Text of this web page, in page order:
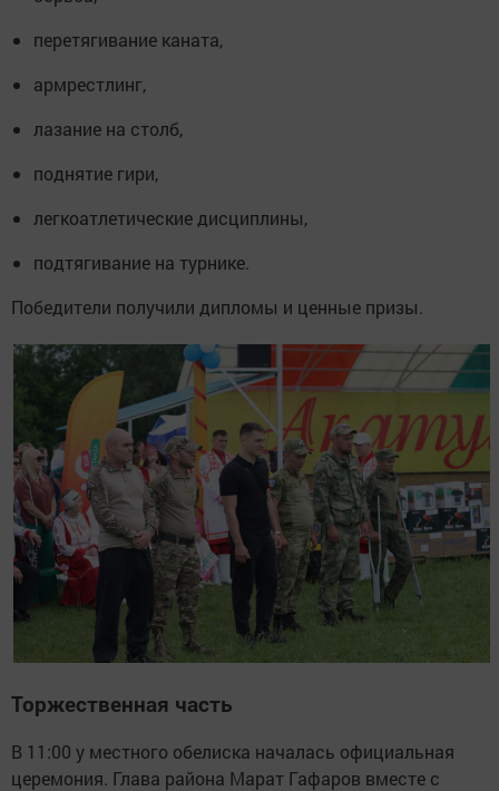
перетягивание каната,
армрестлинг,
лазание на столб,
поднятие гири,
легкоатлетические дисциплины,
подтягивание на турнике.
Победители получили дипломы и ценные призы.
Торжественная часть
В 11:00 у местного обелиска началась официальная
церемония. Глава района Марат Гафаров вместе с